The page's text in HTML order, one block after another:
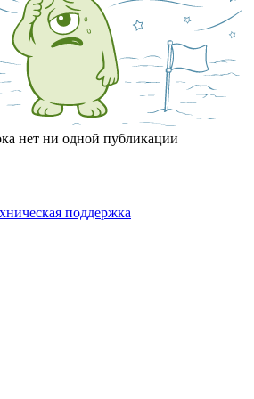
нет ни одной публикации
поддержка